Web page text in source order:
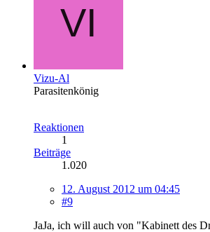
Vizu-Al
Parasitenkönig
Reaktionen
1
Beiträge
1.020
12. August 2012 um 04:45
#9
JaJa, ich will auch von "Kabinett des